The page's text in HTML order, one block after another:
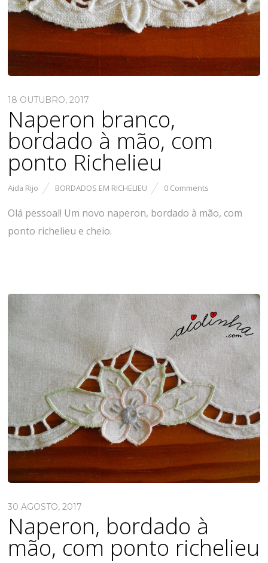
18 OUTUBRO, 2017
Naperon branco,
bordado à mão, com
ponto Richelieu
Aida Rijo BORDADOS EM RICHELIEU 0 Comments
Olá pessoal! Um novo naperon, bordado à mão, com
ponto richelieu e cheio.
30 AGOSTO, 2017
Naperon, bordado à
mão, com ponto richelieu